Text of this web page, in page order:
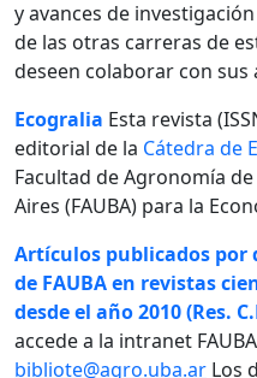
y avances de
de las otras carreras de
deseen colaborar con sus
Ecogralia Esta revista
editorial de la Cátedra de
Facultad de Agronomía
Aires (FAUBA) para la
Artículos publicados por
de FAUBA en revistas
desde el año 2010 (Res.
accede a la intranet
bibliote@agro.uba.ar Los